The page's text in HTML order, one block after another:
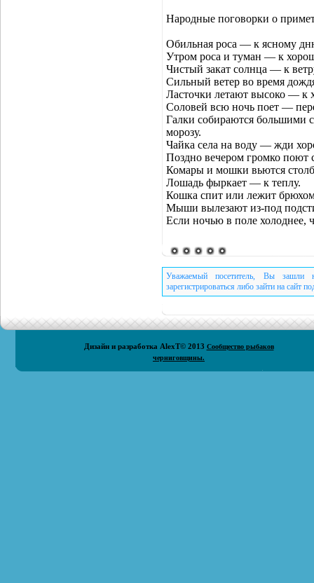
Народные поговорки о
Обильная роса — к ясному
Утром роса и туман — к
Чистый закат солнца — к
Сильный ветер во время
Ласточки летают высоко — к
Соловей всю ночь поет —
Галки собираются большими
морозу.
Чайка села на воду — жди
Поздно вечером громко
Комары и мошки вьются
Лошадь фыркает — к теплу.
Кошка спит или лежит
Мыши вылезают из-под
Если ночью в поле холоднее,
Уважаемый посетитель, Вы зашли
зарегистрироваться либо зайти на сайт
Дизайн и разработка AlexT© 2013 Сообщество рыбаков
черниговщины.